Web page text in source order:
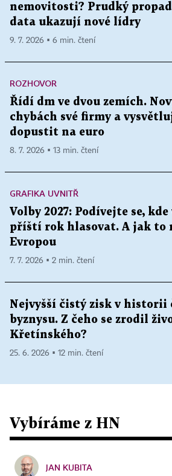
nemovitosti? Prudký
data ukazují nové lídry
9. 7. 2026 ▪ 6 min. čtení
ROZHOVOR
Řídí dm ve dvou zemích.
chybách své firmy a
dopustit na euro
8. 7. 2026 ▪ 13 min. čtení
GRAFIKA UVNITŘ
Volby 2027: Podívejte se, kde
příští rok hlasovat. A jak to
Evropou
7. 7. 2026 ▪ 2 min. čtení
Nejvyšší čistý zisk v historii
byznysu. Z čeho se zrodil
Křetínského?
25. 6. 2026 ▪ 12 min. čtení
Vybíráme z HN
JAN KUBITA